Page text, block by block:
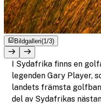
Bildgalleri(1/3)
I Sydafrika finns en
legenden Gary Player,
landets främsta
del av Sydafrikas